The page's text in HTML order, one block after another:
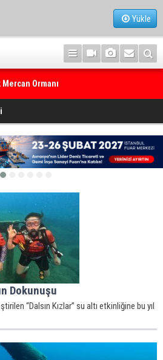
Yükle
Ormanı
Dokunuşu
“Dalsın Kızlar” su altı etkinliğine bu yıl